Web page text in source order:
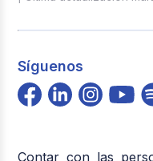
Síguenos
Contar con las